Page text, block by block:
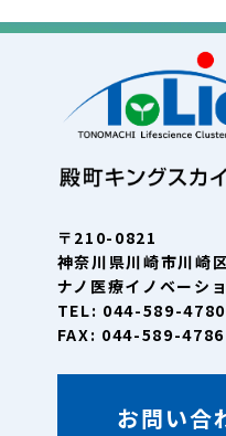
〒210-0821
神奈川県川崎市川崎
ナノ医療イノベーシ
TEL: 044-589-4780
FAX: 044-589-4786
お問い合